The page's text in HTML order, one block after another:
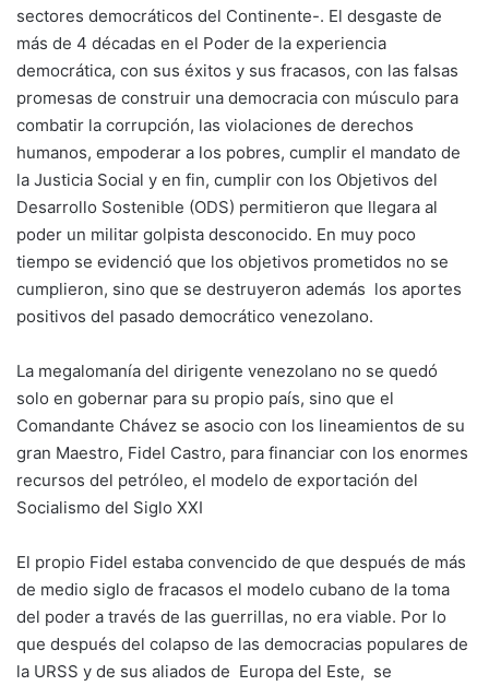
sectores democráticos del Continente-. El desgaste de
más de 4 décadas en el Poder de la experiencia
democrática, con sus éxitos y sus fracasos, con las falsas
promesas de construir una democracia con músculo para
combatir la corrupción, las violaciones de derechos
humanos, empoderar a los pobres, cumplir el mandato de
la Justicia Social y en fin, cumplir con los Objetivos del
Desarrollo Sostenible (ODS) permitieron que llegara al
poder un militar golpista desconocido. En muy poco
tiempo se evidenció que los objetivos prometidos no se
cumplieron, sino que se destruyeron además los aportes
positivos del pasado democrático venezolano.
La megalomanía del dirigente venezolano no se quedó
solo en gobernar para su propio país, sino que el
Comandante Chávez se asocio con los lineamientos de su
gran Maestro, Fidel Castro, para financiar con los enormes
recursos del petróleo, el modelo de exportación del
Socialismo del Siglo XXI
El propio Fidel estaba convencido de que después de más
de medio siglo de fracasos el modelo cubano de la toma
del poder a través de las guerrillas, no era viable. Por lo
que después del colapso de las democracias populares de
la URSS y de sus aliados de Europa del Este, se